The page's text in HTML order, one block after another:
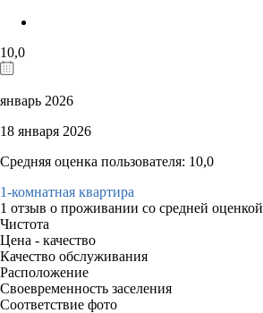
10,0
январь 2026
18 января 2026
Средняя оценка пользователя: 10,0
1-комнатная квартира
1 отзыв о проживании со средней оценкой
Чистота
Цена - качество
Качество обслуживания
Расположение
Своевременность заселения
Соответствие фото